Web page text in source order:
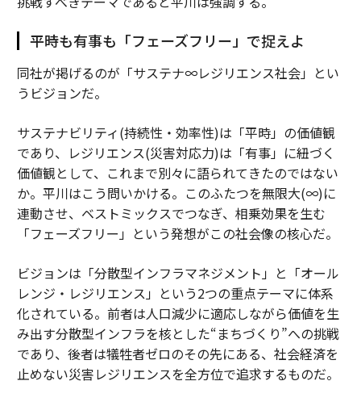
平時も有事も「フェーズフリー」で捉えよ
同社が掲げるのが「サステナ∞レジリエンス社会」とい
うビジョンだ。
サステナビリティ(持続性・効率性)は「平時」の価値観
であり、レジリエンス(災害対応力)は「有事」に紐づく
価値観として、これまで別々に語られてきたのではない
か。平川はこう問いかける。このふたつを無限大(∞)に
連動させ、ベストミックスでつなぎ、相乗効果を生む
「フェーズフリー」という発想がこの社会像の核心だ。
ビジョンは「分散型インフラマネジメント」と「オール
レンジ・レジリエンス」という2つの重点テーマに体系
化されている。前者は人口減少に適応しながら価値を生
み出す分散型インフラを核とした“まちづくり”への挑戦
であり、後者は犠牲者ゼロのその先にある、社会経済を
止めない災害レジリエンスを全方位で追求するものだ。